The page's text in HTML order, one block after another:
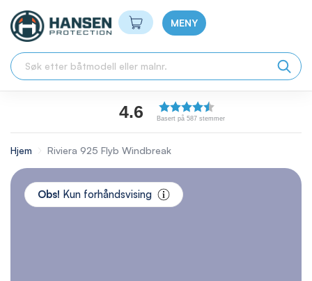
Min handlekurv
MENY
4.6 Basert på 587 stemmer
Hjem Riviera 925 Flyb Windbreak
Skip
Obs! Kun forhåndsvising